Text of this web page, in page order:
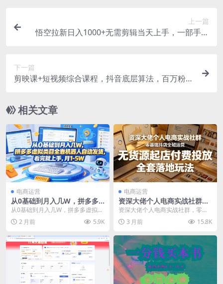
上一篇
悟空拉新日入1000+无需剪辑当天上手，一部手机
下一篇
剪映课+短视频综合课程，抖音底层算法，百万粉丝
相关文章
电商运营
从0基础到月入几W，拼多多
虚拟类目全靠机器人自动发
货，看完就上手，月1-5W
【揭秘】
从0基础到月入几W，拼多多虚拟类
目全靠机器人自动发货，看完就上
手，月1-5W【揭...
2 月前 5.9K
电商运营
资深大佬个人电商实战社群，
零基础抖店全域运营，无货源
起店付费投放，全套落地玩法
资深大佬个人电商实战社群，零基
础抖店全域运营，无货源起店付费
投放，全套落地玩法 ...
3 月前 15.8K